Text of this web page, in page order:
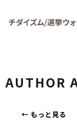
AUTHOR
← もっと見る